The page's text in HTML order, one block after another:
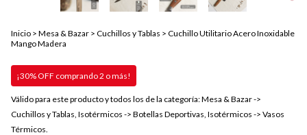
Inicio > Mesa & Bazar > Cuchillos y Tablas > Cuchillo Utilitario Acero Inoxidable
Mango Madera
¡30% OFF comprando 2 o más!
Válido para este producto y todos los de la categoría: Mesa & Bazar ->
Cuchillos y Tablas, Isotérmicos -> Botellas Deportivas, Isotérmicos -> Vasos
Térmicos.